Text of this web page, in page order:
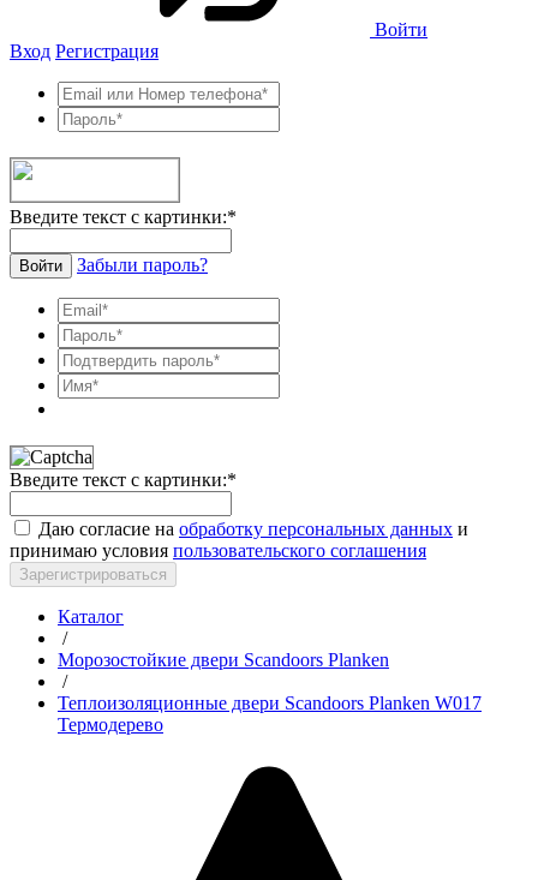
Войти
Вход Регистрация
Введите текст с картинки:*
Войти Забыли пароль?
Введите текст с картинки:*
Даю согласие на обработку персональных данных и
принимаю условия пользовательского соглашения
Зарегистрироваться
Каталог
/
Морозостойкие двери Scandoors Planken
/
Теплоизоляционные двери Scandoors Planken W017
Термодерево